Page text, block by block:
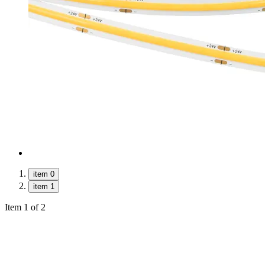
item 0
item 1
Item 1 of 2